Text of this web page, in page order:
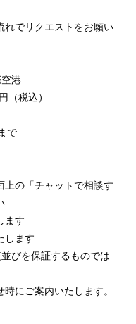
れでリクエストをお願い
港
税込）
で
上の「チャットで相談す
ます
します
びを保証するものでは
にご案内いたします。